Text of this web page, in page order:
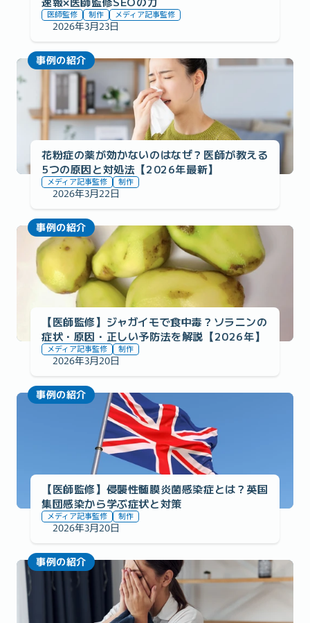
医師監修 制作 メディア記事監修
2026年3月23日
事例の紹介
花粉症の薬が効かないのはなぜ？医師が教える
5つの原因と対処法【2026年最新】
メディア記事監修 制作
2026年3月22日
事例の紹介
【医師監修】ジャガイモで食中毒？ソラニンの
症状・原因・正しい予防法を解説【2026年】
メディア記事監修 制作
2026年3月20日
事例の紹介
【医師監修】侵襲性髄膜炎菌感染症とは？英国
集団感染から学ぶ症状と対策
メディア記事監修 制作
2026年3月20日
事例の紹介